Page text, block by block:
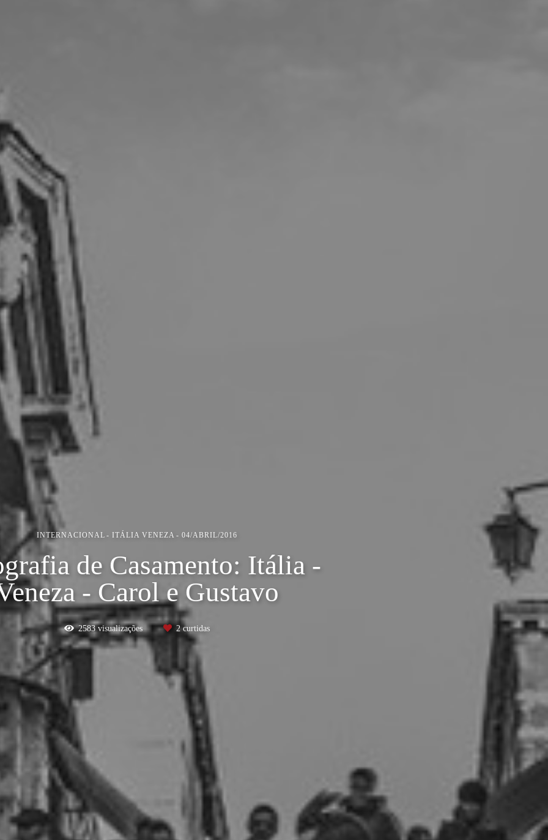
INTERNACIONAL ITÁLIA VENEZA 04/ABRIL/2016
de Casamento: Itália -
- Carol e Gustavo
2583visualizações 2curtidas